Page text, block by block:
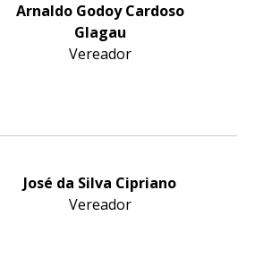
Arnaldo Godoy Cardoso
Glagau
Vereador
José da Silva Cipriano
Vereador